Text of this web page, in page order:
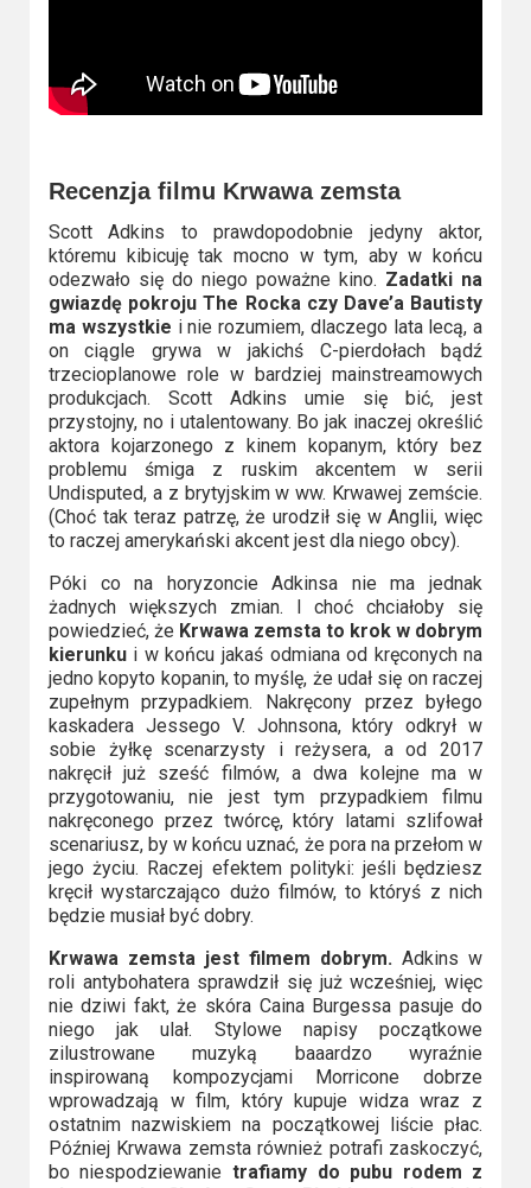
2015
2014
Recenzja filmu Krwawa zemsta
Scott Adkins to prawdopodobnie jedyny aktor,
któremu kibicuję tak mocno w tym, aby w końcu
odezwało się do niego poważne kino. Zadatki na
gwiazdę pokroju The Rocka czy Dave’a Bautisty
ma wszystkie i nie rozumiem, dlaczego lata lecą, a
on ciągle grywa w jakichś C-pierdołach bądź
trzecioplanowe role w bardziej mainstreamowych
produkcjach. Scott Adkins umie się bić, jest
przystojny, no i utalentowany. Bo jak inaczej określić
aktora kojarzonego z kinem kopanym, który bez
problemu śmiga z ruskim akcentem w serii
Undisputed, a z brytyjskim w ww. Krwawej zemście.
(Choć tak teraz patrzę, że urodził się w Anglii, więc
to raczej amerykański akcent jest dla niego obcy).
Póki co na horyzoncie Adkinsa nie ma jednak
żadnych większych zmian. I choć chciałoby się
powiedzieć, że Krwawa zemsta to krok w dobrym
kierunkui w końcu jakaś odmiana od kręconych na
jedno kopyto kopanin, to myślę, że udał się on raczej
zupełnym przypadkiem. Nakręcony przez byłego
kaskadera Jessego V. Johnsona, który odkrył w
sobie żyłkę scenarzysty i reżysera, a od 2017
nakręcił już sześć filmów, a dwa kolejne ma w
przygotowaniu, nie jest tym przypadkiem filmu
nakręconego przez twórcę, który latami szlifował
scenariusz, by w końcu uznać, że pora na przełom w
jego życiu. Raczej efektem polityki: jeśli będziesz
kręcił wystarczająco dużo filmów, to któryś z nich
będzie musiał być dobry.
Krwawa zemsta jest filmem dobrym. Adkins w
roli antybohatera sprawdził się już wcześniej, więc
nie dziwi fakt, że skóra Caina Burgessa pasuje do
niego jak ulał. Stylowe napisy początkowe
zilustrowane muzyką baaardzo wyraźnie
inspirowaną kompozycjami Morricone dobrze
wprowadzają w film, który kupuje widza wraz z
ostatnim nazwiskiem na początkowej liście płac.
Później Krwawa zemsta również potrafi zaskoczyć,
bo niespodziewanie trafiamy do pubu rodem z